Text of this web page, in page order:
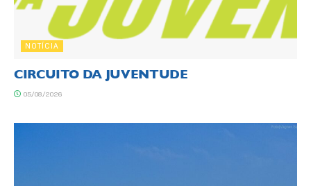
NOTÍCIA
CIRCUITO DA JUVENTUDE
05/08/2026